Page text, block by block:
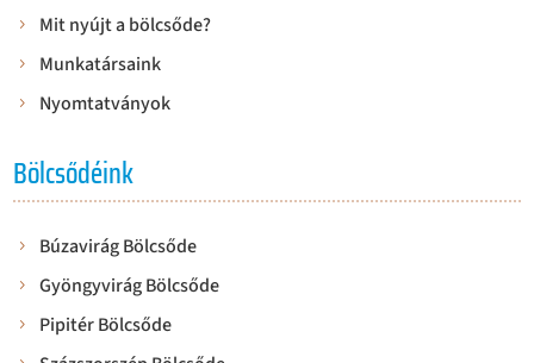
Mit nyújt a bölcsőde?
Munkatársaink
Nyomtatványok
Bölcsődéink
Búzavirág Bölcsőde
Gyöngyvirág Bölcsőde
Pipitér Bölcsőde